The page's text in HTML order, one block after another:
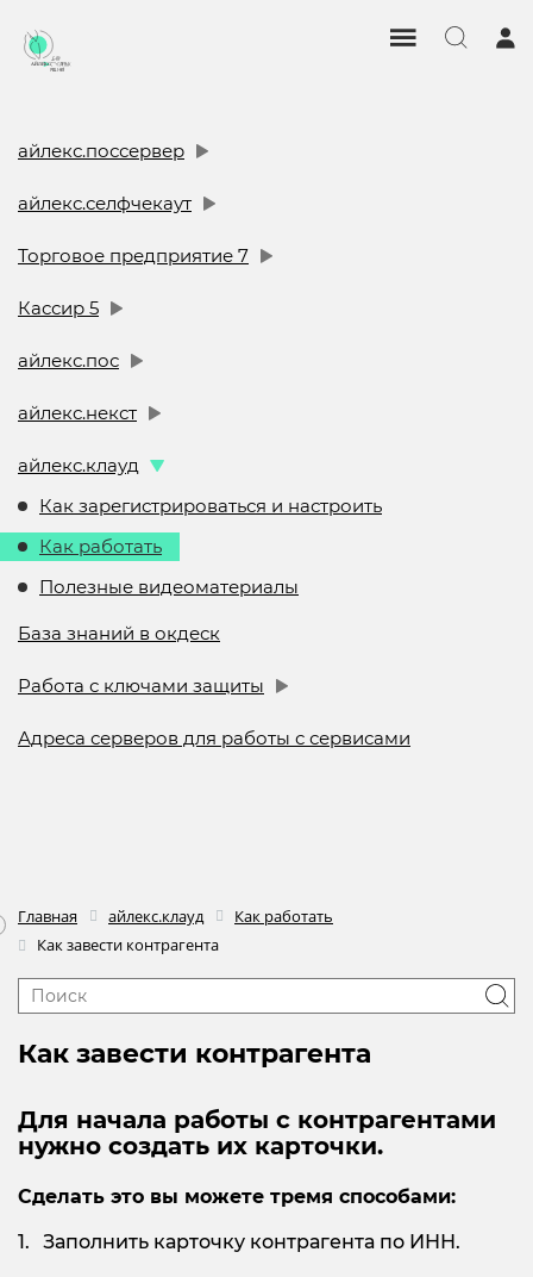
айлекс.поссервер
айлекс.селфчекаут
Торговое предприятие 7
Кассир 5
айлекс.пос
айлекс.некст
айлекс.клауд
Как зарегистрироваться и настроить
Как работать
Полезные видеоматериалы
База знаний в окдеск
Работа с ключами защиты
Адреса серверов для работы с сервисами
Главная айлекс.клауд
Как работать
Как завести контрагента
Как завести контрагента
Для начала работы с контрагентами
нужно создать их карточки.
Сделать это вы можете тремя способами:
Заполнить карточку контрагента по ИНН.